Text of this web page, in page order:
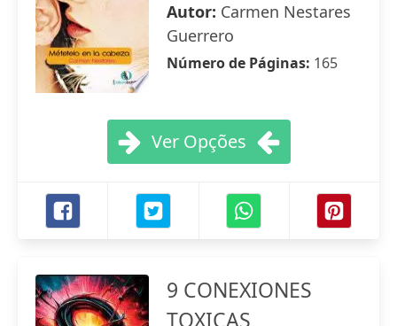
Autor: Carmen Nestares
Guerrero
Número de Páginas: 165
Ver Opções
9 CONEXIONES
TOXICAS